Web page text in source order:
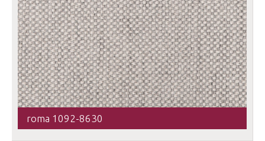
roma 1092-8630